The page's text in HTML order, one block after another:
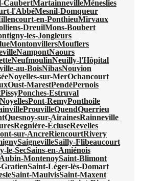
CaubertMartainnevilleMéneslies
l'AbbéMesnil-Domqueur
en-PonthieuMirvaux
DreuilMons-Boubert
les-Jongleurs
MontonvillersMouflers
NampontNaours
NeufmoulinNeuilly-l'Hôpital
au-BoisNibasNouvion
Noyelles-sur-MerOchancourt
Oust-MarestPendéPernois
PissyPonches-Estruval
Pont-RemyPonthoile
ProuvilleQuendQuerrieu
Quesnoy-sur-AirainesRainneville
Regnière-ÉcluseRevelles
sur-AncreRiencourtRivery
SaignevilleSailly-Flibeaucourt
le-SecSains-en-Amiénois
MontenoySaint-Blimont
Saint-Léger-lès-Domart
Saint-MaulvisSaint-Maxent